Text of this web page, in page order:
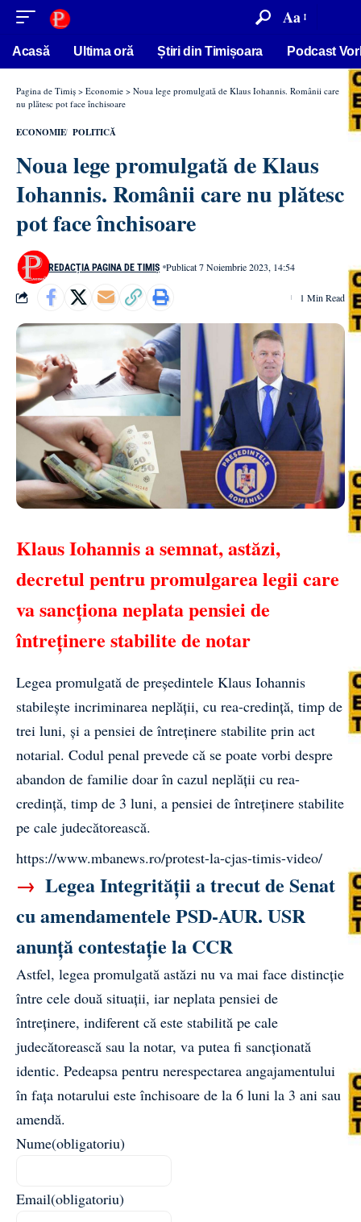
conținut Aa
Acasă Ultima oră Știri din Timișoara Podcast
Pagina de Timiș > Economie > Noua lege promulgată de Klaus Iohannis. Românii care
nu plătesc pot face închisoare
ECONOMIE POLITICĂ
Noua lege promulgată de Klaus
Iohannis. Românii care nu plătesc
pot face închisoare
REDACȚIA PAGINA DE TIMIȘ Publicat 7 Noiembrie 2023, 14:54
1 Min Read
Klaus Iohannis a semnat, astăzi,
decretul pentru promulgarea legii care
va sancționa neplata pensiei de
întreținere stabilite de notar
Legea promulgată de președintele Klaus Iohannis
stabilește incriminarea neplății, cu rea-credință, timp de
trei luni, și a pensiei de întreținere stabilite prin act
notarial. Codul penal prevede că se poate vorbi despre
abandon de familie doar în cazul neplății cu rea-
credință, timp de 3 luni, a pensiei de întreținere stabilite
pe cale judecătorească.
https://www.mbanews.ro/protest-la-cjas-timis-video/
→ Legea Integrității a trecut de Senat
cu amendamentele PSD-AUR. USR
anunță contestație la CCR
Astfel, legea promulgată astăzi nu va mai face distincție
între cele două situații, iar neplata pensiei de
întreținere, indiferent că este stabilită pe cale
judecătorească sau la notar, va putea fi sancționată
identic. Pedeapsa pentru nerespectarea angajamentului
în fața notarului este închisoare de la 6 luni la 3 ani sau
amendă.
Nume(obligatoriu)
Email(obligatoriu)